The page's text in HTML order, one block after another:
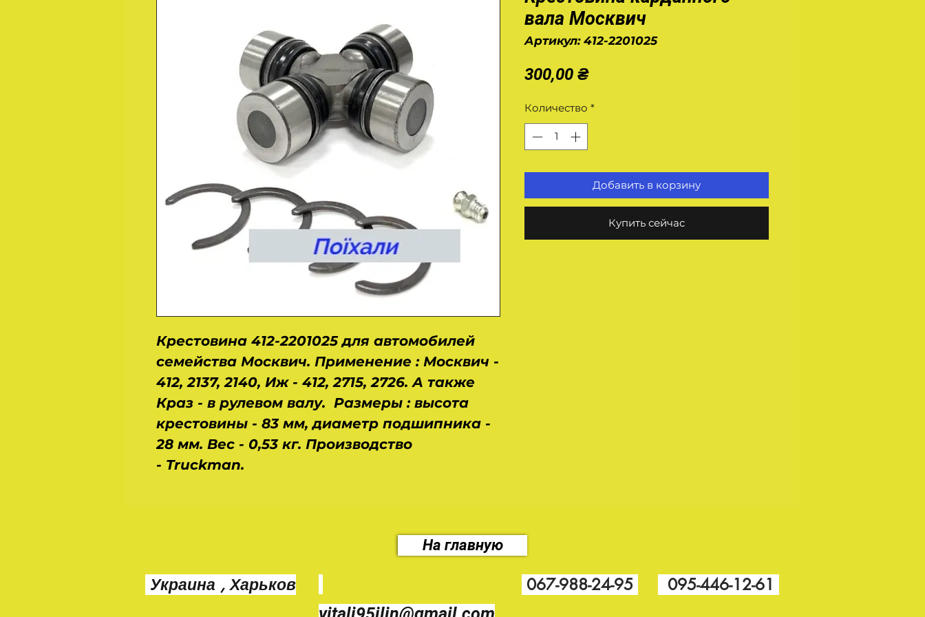
Крестовина 412-2201025 для автомобилей
семейства Москвич. Применение : Москвич -
412, 2137, 2140, Иж - 412, 2715, 2726. А также
Краз - в рулевом валу. Размеры : высота
крестовины - 83 мм, диаметр подшипника -
28 мм. Вес - 0,53 кг. Производство
- Truckman.
вала Москвич
Артикул: 412-2201025
300,00 ₴Цена
Количество *
Добавить в корзину
Купить сейчас
На главную
Украина , Харьков 067-988-24-95 095-446-12-61